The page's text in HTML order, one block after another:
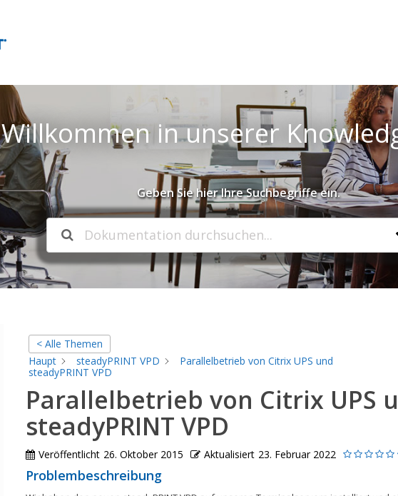
Willkommen in unserer
Geben Sie hier Ihre Suchbegriffe ein.
< Alle Themen
Haupt
steadyPRINT VPD
Parallelbetrieb von Citrix UPS und
steadyPRINT VPD
Parallelbetrieb von Citrix UPS
steadyPRINT VPD
Veröffentlicht 26. Oktober 2015 Aktualisiert 23. Februar 2022
Problembeschreibung